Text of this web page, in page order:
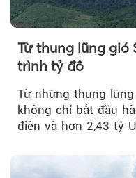
Từ thung lũng gió
trình tỷ đô
Từ những thung lũng
không chỉ bắt đầu
điện và hơn 2,43 tỷ